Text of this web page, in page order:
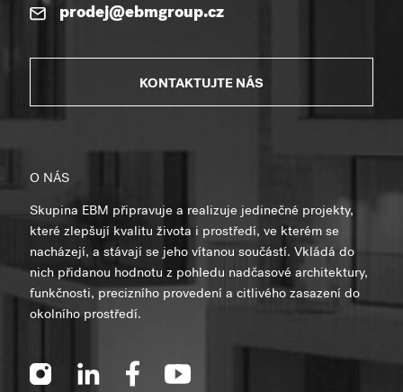
prodej@ebmgroup.cz
KONTAKTUJTE NÁS
O NÁS
Skupina EBM připravuje a realizuje jedinečné projekty,
které zlepšují kvalitu života i prostředí, ve kterém se
nacházejí, a stávají se jeho vítanou součástí. Vkládá do
nich přidanou hodnotu z pohledu nadčasové architektury,
funkčnosti, precizního provedení a citlivého zasazení do
okolního prostředí.